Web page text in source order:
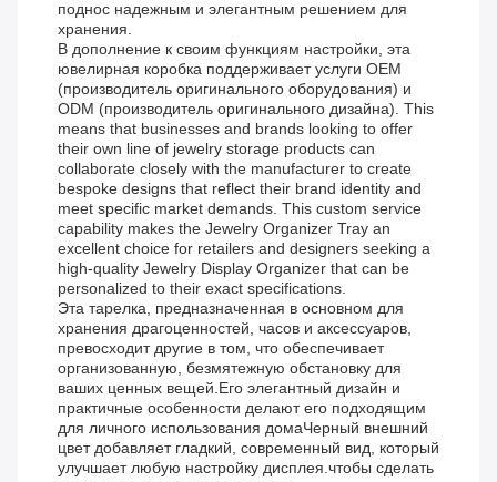
поднос надежным и элегантным решением для
хранения.
В дополнение к своим функциям настройки, эта
ювелирная коробка поддерживает услуги OEM
(производитель оригинального оборудования) и
ODM (производитель оригинального дизайна). This
means that businesses and brands looking to offer
their own line of jewelry storage products can
collaborate closely with the manufacturer to create
bespoke designs that reflect their brand identity and
meet specific market demands. This custom service
capability makes the Jewelry Organizer Tray an
excellent choice for retailers and designers seeking a
high-quality Jewelry Display Organizer that can be
personalized to their exact specifications.
Эта тарелка, предназначенная в основном для
хранения драгоценностей, часов и аксессуаров,
превосходит другие в том, что обеспечивает
организованную, безмятежную обстановку для
ваших ценных вещей.Его элегантный дизайн и
практичные особенности делают его подходящим
для личного использования домаЧерный внешний
цвет добавляет гладкий, современный вид, который
улучшает любую настройку дисплея.чтобы сделать